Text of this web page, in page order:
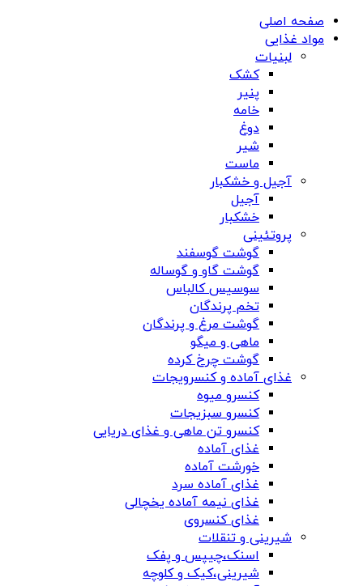
صفحه اصلی
مواد غذایی
لبنیات
کشک
پنیر
خامه
دوغ
شیر
ماست
آجیل و خشکبار
آجیل
خشکبار
پروتئینی
گوشت گوسفند
گوشت گاو و گوساله
سوسیس کالباس
تخم پرندگان
گوشت مرغ و پرندگان
ماهی و میگو
گوشت چرخ کرده
غذای آماده و کنسرویجات
کنسرو میوه
کنسرو سبزیجات
کنسرو تن ماهی و غذای دریایی
غذای آماده
خورشت آماده
غذای آماده سرد
غذای نیمه آماده یخچالی
غذای کنسروی
شیرینی و تنقلات
اسنک،چیپس و پفک
شیرینی،کیک و کلوچه